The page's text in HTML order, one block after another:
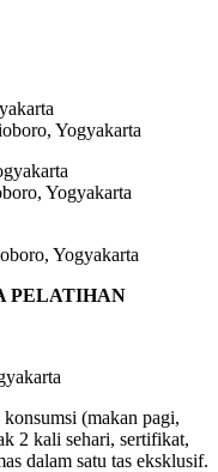
Yogyakarta
Yogyakarta
Yogyakarta
PELATIHAN
(makan pagi,
2 kali sehari, sertifikat,
dalam satu tas eksklusif.